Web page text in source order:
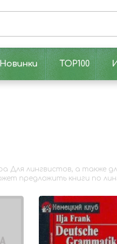
TOP100
Для лингвистов, а также
предложить книги по